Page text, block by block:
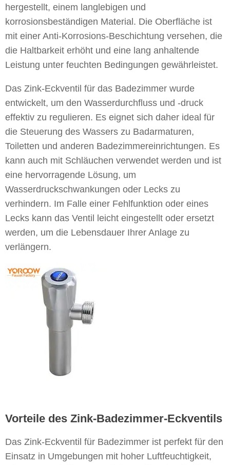
hergestellt, einem langlebigen und
korrosionsbeständigen Material. Die Oberfläche ist
mit einer Anti-Korrosions-Beschichtung versehen, die
die Haltbarkeit erhöht und eine lang anhaltende
Leistung unter feuchten Bedingungen gewährleistet.
Das Zink-Eckventil für das Badezimmer wurde
entwickelt, um den Wasserdurchfluss und -druck
effektiv zu regulieren. Es eignet sich daher ideal für
die Steuerung des Wassers zu Badarmaturen,
Toiletten und anderen Badezimmereinrichtungen. Es
kann auch mit Schläuchen verwendet werden und ist
eine hervorragende Lösung, um
Wasserdruckschwankungen oder Lecks zu
verhindern. Im Falle einer Fehlfunktion oder eines
Lecks kann das Ventil leicht eingestellt oder ersetzt
werden, um die Lebensdauer Ihrer Anlage zu
verlängern.
Vorteile des Zink-Badezimmer-Eckventils
Das Zink-Eckventil für Badezimmer ist perfekt für den
Einsatz in Umgebungen mit hoher Luftfeuchtigkeit,